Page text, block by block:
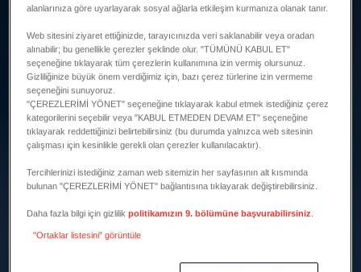
alanlarınıza göre uyarlayarak sosyal ağlarla etkileşim kurmanıza olanak tanır.
Web sitesini ziyaret ettiğinizde, tarayıcınızda veri saklanabilir veya oradan
alınabilir; bu genellikle çerezler şeklinde olur. "TÜMÜNÜ KABUL ET"
seçeneğine tıklayarak tüm çerezlerin kullanımına izin vermiş olursunuz.
Gizliliğinize büyük önem verdiğimiz için, bazı çerez türlerine izin vermeme
seçeneğini sunuyoruz.
"ÇEREZLERİMİ YÖNET" seçeneğine tıklayarak kabul etmek istediğiniz çerez
kategorilerini seçebilir veya "KABUL ETMEDEN DEVAM ET" seçeneğine
tıklayarak reddettiğinizi belirtebilirsiniz (bu durumda yalnızca web sitesinin
çalışması için kesinlikle gerekli olan çerezler kullanılacaktır).
Tercihlerinizi istediğiniz zaman web sitemizin her sayfasının alt kısmında
bulunan "ÇEREZLERİMİ YÖNET" bağlantısına tıklayarak değiştirebilirsiniz.
Daha fazla bilgi için gizlilikpolitikamızın 9. bölümüne başvurabilirsiniz
"Ortaklar listesini" görüntüle